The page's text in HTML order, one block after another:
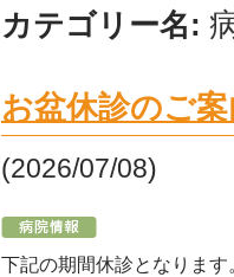
カテゴリー名:
お盆休診のご
(2026/07/08)
下記の期間休診となります